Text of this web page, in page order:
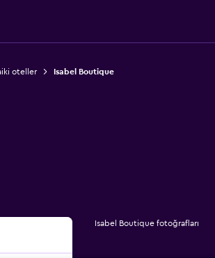
oteller Isabel Boutique
Isabel Boutique fotoğrafları